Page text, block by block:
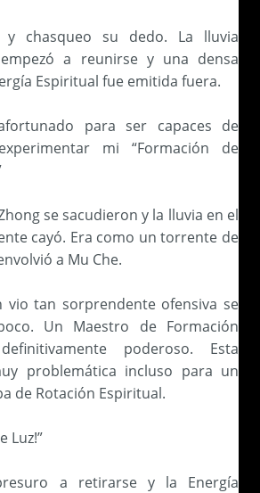
y chasqueo su dedo. La lluvia
a reunirse y una densa
Espiritual fue emitida fuera.
para ser capaces de
mi “Formación de
se sacudieron y la lluvia en el
cayó. Era como un torrente de
a Mu Che.
vio tan sorprendente ofensiva se
Un Maestro de Formación
poderoso. Esta
problemática incluso para un
de Rotación Espiritual.
Luz!”
a retirarse y la Energía